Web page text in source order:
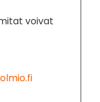
voivat